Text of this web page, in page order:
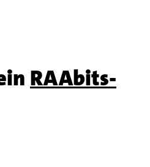
RAAbits-